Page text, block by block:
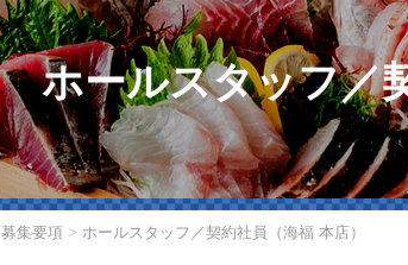
ホールスタッフ／
募集要項 > ホールスタッフ／契約社員（海福 本店）